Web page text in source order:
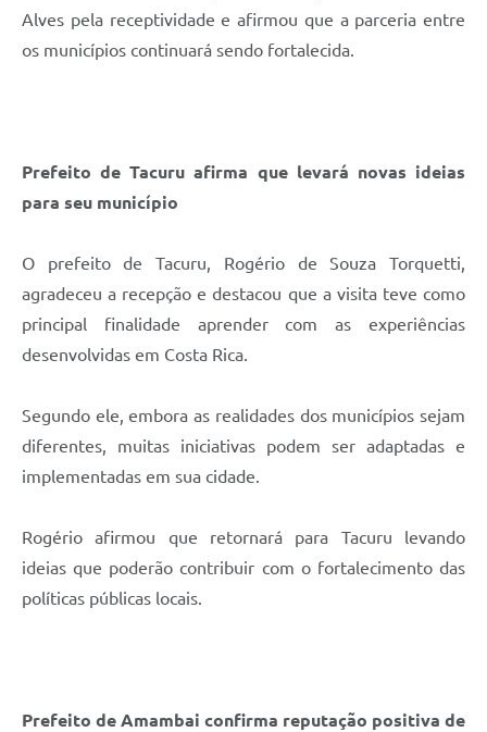
Alves pela receptividade e afirmou que a parceria entre
os municípios continuará sendo fortalecida.
Prefeito de Tacuru afirma que levará novas ideias
para seu município
O prefeito de Tacuru, Rogério de Souza Torquetti,
agradeceu a recepção e destacou que a visita teve como
principal finalidade aprender com as experiências
desenvolvidas em Costa Rica.
Segundo ele, embora as realidades dos municípios sejam
diferentes, muitas iniciativas podem ser adaptadas e
implementadas em sua cidade.
Rogério afirmou que retornará para Tacuru levando
ideias que poderão contribuir com o fortalecimento das
políticas públicas locais.
Prefeito de Amambai confirma reputação positiva de